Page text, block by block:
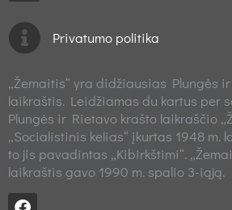
Privatumo politika
„Žemaitis“ yra didžiausias Plungės
laikraštis. Leidžiamas du kartus per
Plungės ir Rietavo krašto laikraščio
„Socialistinis kelias“ įkurtas 1948 m.
to jis pavadintas „Kibirkštimi“.
laikraštis gavo 1990 m. spalio 3-iąją.